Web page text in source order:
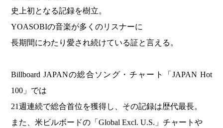
史上初となる記録を樹立。
YOASOBIの音楽が多くのリスナーに
長期間にわたり愛され続けている証と言える。
Billboard JAPANの総合ソング・チャート「JAPAN Hot
100」では
21週連続で総合首位を獲得し、その記録は歴代最長。
また、米ビルボードの「Global Excl. U.S.」チャートや